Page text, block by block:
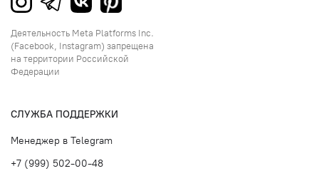
Деятельность Meta Platforms Inc.
(Facebook, Instagram) запрещена
на территории Российской
Федерации
СЛУЖБА ПОДДЕРЖКИ
Менеджер в Telegram
+7 (999) 502-00-48